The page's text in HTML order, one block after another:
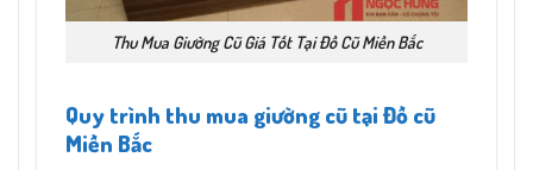
Thu Mua Giường Cũ Giá Tốt Tại Đồ Cũ Miền Bắc
Quy trình thu mua giường cũ tại Đồ cũ
Miền Bắc